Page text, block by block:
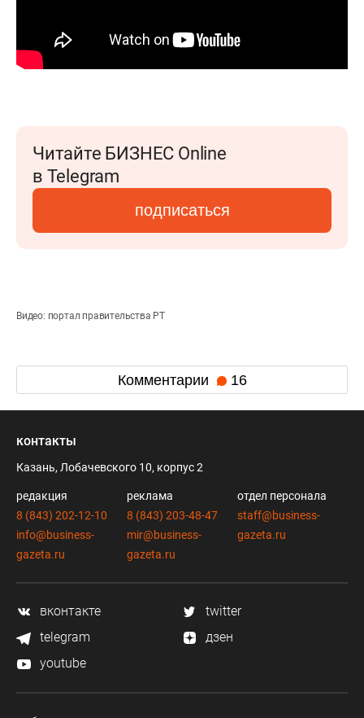
Читайте БИЗНЕС Online
в Telegram
подписаться
Видео: портал правительства РТ
Комментарии 16
контакты
Казань, Лобачевского 10, корпус 2
редакция
8 (843) 202-12-10
info@business-
gazeta.ru
реклама
8 (843) 203-48-47
mir@business-
gazeta.ru
отдел персонала
staff@business-
gazeta.ru
вконтакте
twitter
telegram
дзен
youtube